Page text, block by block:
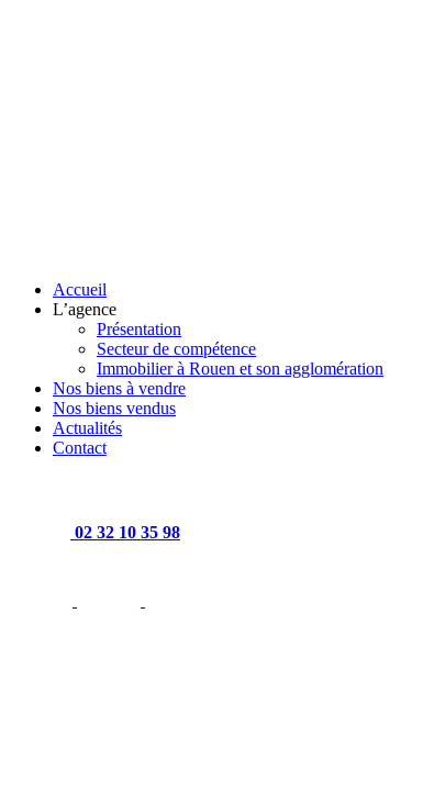
Accueil
L’agence
Présentation
Secteur de compétence
Immobilier à Rouen et son agglomération
Nos biens à vendre
Nos biens vendus
Actualités
Contact
02 32 10 35 98